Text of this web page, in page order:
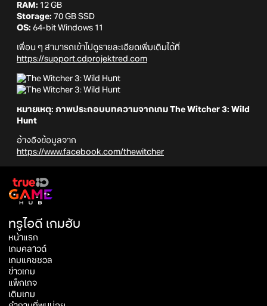
RAM: 12 GB
Storage: 70 GB SSD
OS: 64-bit Windows 11
เพื่อน ๆ สามารถเข้าไปดูรายละเอียดเพิ่มเติมได้ที่
https://support.cdprojektred.com
หมายเหตุ: ภาพประกอบบทความจากเกม The Witcher 3: Wild
Hunt
อ้างอิงข้อมูลจาก
https://www.facebook.com/thewitcher
ทรูไอดี เกมฮับ
หน้าแรก
เกมคลาวด์
เกมแคชชวล
ข่าวเกม
แพ็กเกจ
เติมเกม